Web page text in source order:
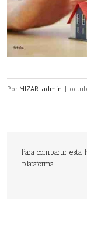
Por MIZAR_admin |
Para compartir esta
plataforma